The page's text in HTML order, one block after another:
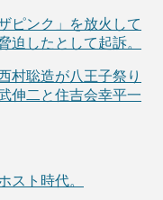
ピンク」を放火して
迫したとして起訴。
村聡造が八王子祭り
伸二と住吉会幸平一
スト時代。